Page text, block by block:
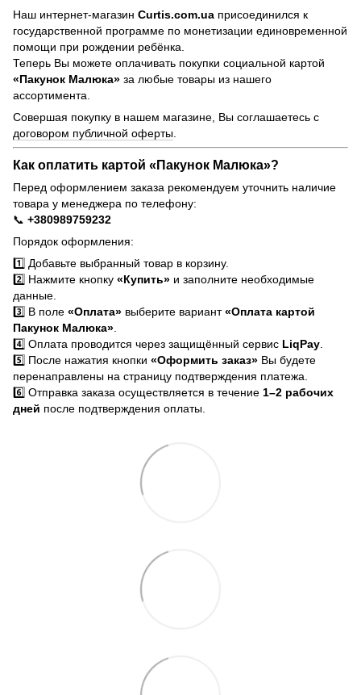
Наш интернет-магазин Curtis.com.ua присоединился к
государственной программе по монетизации единовременной
помощи при рождении ребёнка.
Теперь Вы можете оплачивать покупки социальной картой
«Пакунок Малюка» за любые товары из нашего
ассортимента.
Совершая покупку в нашем магазине, Вы соглашаетесь с
договором публичной оферты
Как оплатить картой «Пакунок Малюка»?
Перед оформлением заказа рекомендуем уточнить наличие
товара у менеджера по телефону:
📞 +380989759232
Порядок оформления:
1️⃣ Добавьте выбранный товар в корзину.
2️⃣ Нажмите кнопку «Купить» и заполните необходимые
данные.
3️⃣ В поле «Оплата» выберите вариант«Оплата картой
Пакунок Малюка».
4️⃣ Оплата проводится через защищённый сервис LiqPay.
5️⃣ После нажатия кнопки «Оформить заказ» Вы будете
перенаправлены на страницу подтверждения платежа.
6️⃣ Отправка заказа осуществляется в течение 1–2 рабочих
дней после подтверждения оплаты.